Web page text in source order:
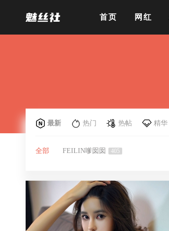
首页 网红
最新 热门 热帖 精华
全部 FEILIN嗲囡囡 405